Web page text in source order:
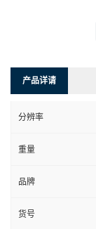
产品详请
分辨率
重量
品牌
货号